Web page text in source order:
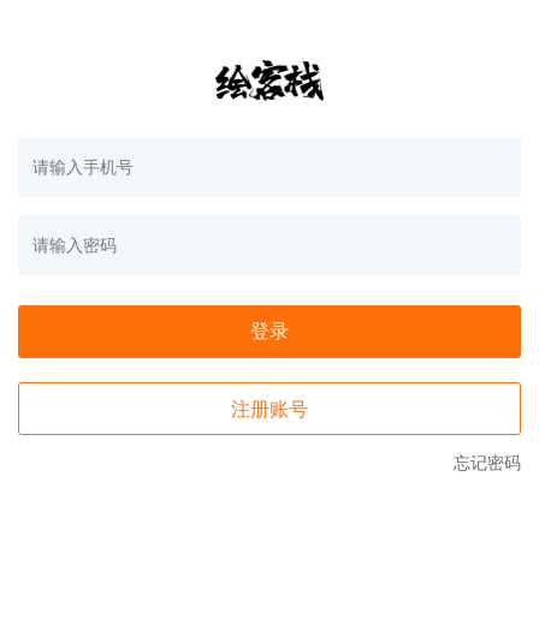
登录
注册账号
忘记密码